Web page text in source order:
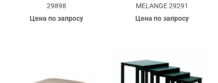
29898
Цена по запросу
MELANGE 29291
Цена по запросу